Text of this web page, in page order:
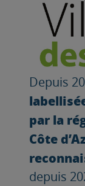
Depuis
par la
Côte
depuis